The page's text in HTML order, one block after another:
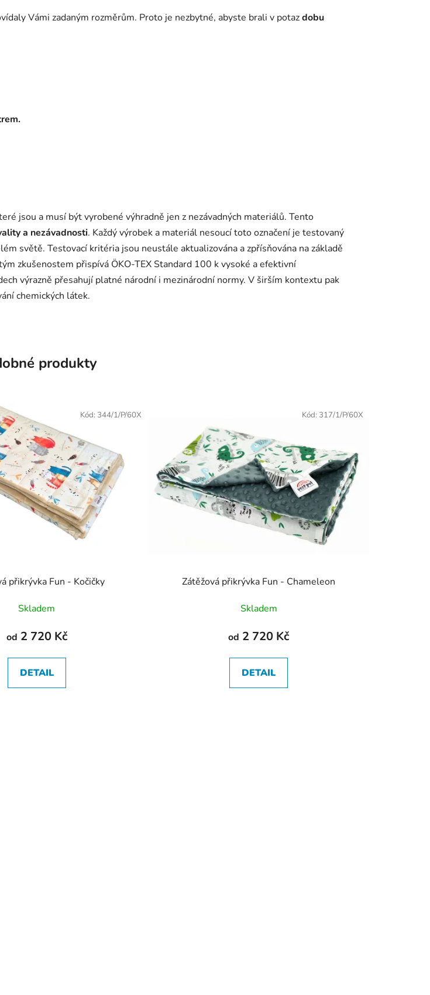
Vámi zadaným rozměrům. Proto je nezbytné, abyste brali v potazdobu
jsou a musí být vyrobené výhradně jen z nezávadných materiálů. Tento
a nezávadnosti. Každý výrobek a materiál nesoucí toto označení je testovaný
světě. Testovací kritéria jsou neustále aktualizována a zpřísňována na základě
zkušenostem přispívá ÖKO-TEX Standard 100 k vysoké a efektivní
výrazně přesahují platné národní i mezinárodní normy. V širším kontextu pak
chemických látek.
produkty
přikrývka Fun - Kočičky
Skladem
od 2 720 Kč
DETAIL
Kód: 344/1/P/60X
Zátěžová přikrývka Fun - Chameleon
Skladem
od 2 720 Kč
DETAIL
Kód: 317/1/P/60X